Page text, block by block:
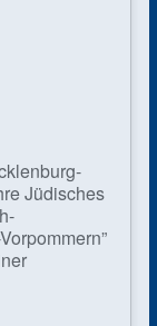
Jüdisches